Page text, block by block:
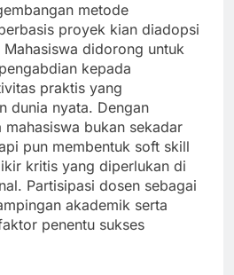
metode
proyek kian diadopsi
didorong untuk
kepada
praktis yang
dunia nyata. Dengan
bukan sekadar
pun membentuk soft skill
kritis yang diperlukan di
Partisipasi dosen sebagai
akademik serta
penentu sukses